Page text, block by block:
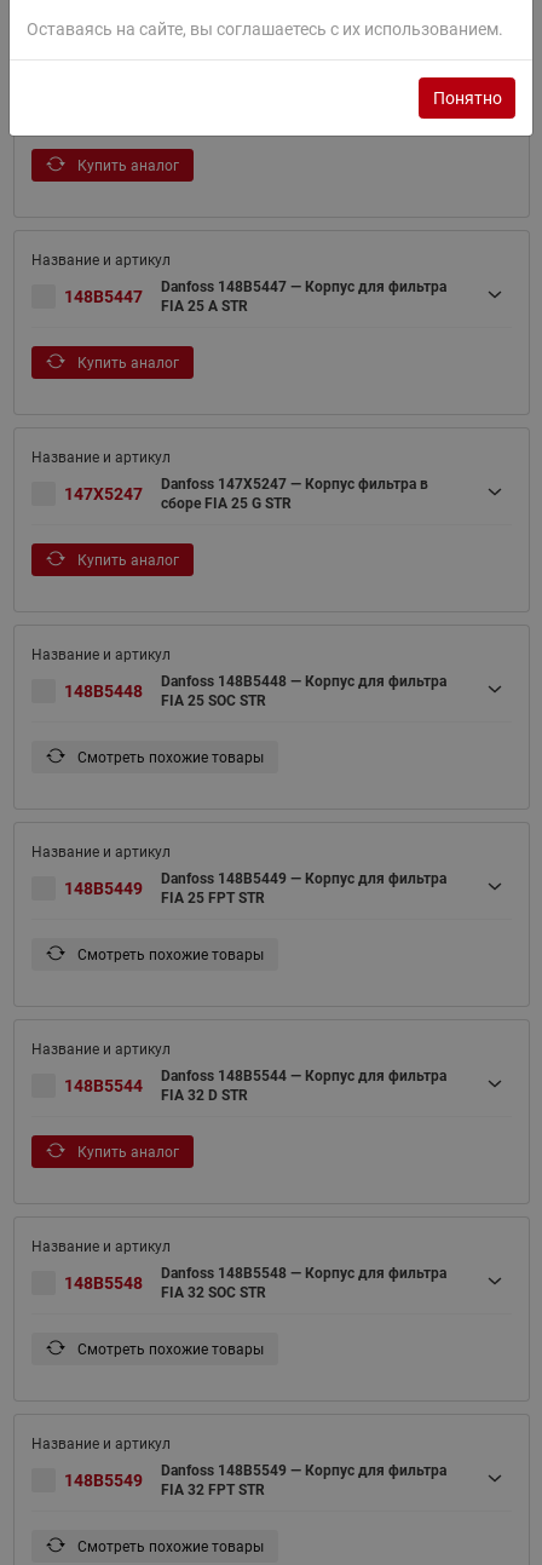
Danfoss 148B5443 — Корпус фильтра FIA 25
Купить аналог
148B5447
Danfoss 148B5447 — Корпус для фильтра
FIA 25 A STR
Купить аналог
147X5247
Danfoss 147X5247 — Корпус фильтра в
сборе FIA 25 G STR
Купить аналог
148B5448
Danfoss 148B5448 — Корпус для фильтра
FIA 25 SOC STR
Смотреть похожие товары
148B5449
Danfoss 148B5449 — Корпус для фильтра
FIA 25 FPT STR
Смотреть похожие товары
148B5544
Danfoss 148B5544 — Корпус для фильтра
FIA 32 D STR
Купить аналог
148B5548
Danfoss 148B5548 — Корпус для фильтра
FIA 32 SOC STR
Смотреть похожие товары
148B5549
Danfoss 148B5549 — Корпус для фильтра
FIA 32 FPT STR
Смотреть похожие товары
Оставаясь на сайте, вы соглашаетесь с их использованием.
Понятно